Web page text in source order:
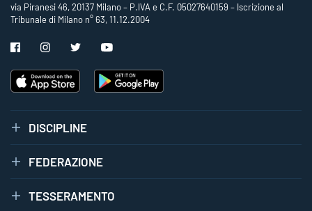
via Piranesi 46, 20137 Milano – P.IVA e C.F. 05027640159 – Iscrizione al
Tribunale di Milano n° 63, 11.12.2004
DISCIPLINE
FEDERAZIONE
TESSERAMENTO